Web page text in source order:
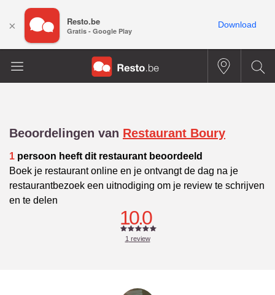
Beoordelingen van Restaurant Boury
1 persoon heeft dit restaurant beoordeeld
Boek je restaurant online en je ontvangt de dag na je
restaurantbezoek een uitnodiging om je review te schrijven
en te delen
10.0
1 review
× Resto.be
Gratis - Google Play
Download